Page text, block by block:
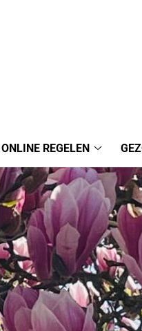
ONLINE REGELEN
regelen